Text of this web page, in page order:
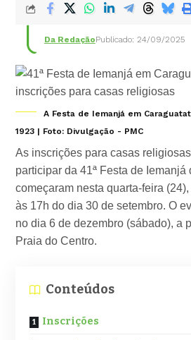
Da RedaçãoPublicado: 24/09/2025
A Festa de Iemanjá em
1923 | Foto: Divulgação - PMC
As inscrições para casas
participar da 41ª Festa de
começaram nesta quarta-feira
às 17h do dia 30 de setembro. O
no dia 6 de dezembro (sábado), a
Praia do Centro.
Conteúdos
Inscrições